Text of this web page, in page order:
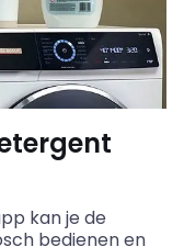
kan je de
bedienen en